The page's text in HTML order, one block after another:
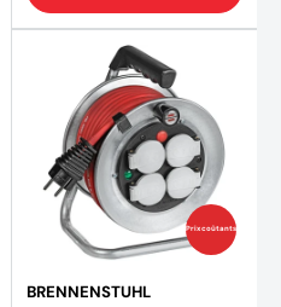
Prix coûtants
BRENNENSTUHL